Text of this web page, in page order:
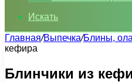
Искать
Главная/Выпечка/Блины,
кефира
Блинчики из